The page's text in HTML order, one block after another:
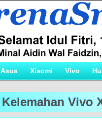
Asus Xiaomi Vivo
Kelemahan Vivo